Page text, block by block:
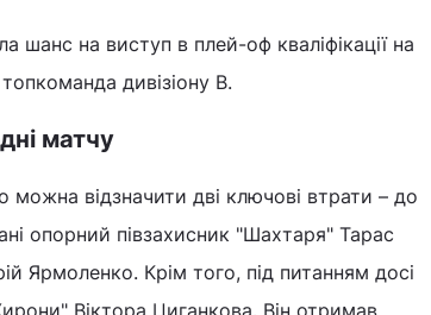
шанс на виступ в плей-оф кваліфікації на
дивізіону В.
матчу
можна відзначити дві ключові втрати – до
опорний півзахисник "Шахтаря" Тарас
Ярмоленко. Крім того, під питанням досі
Віктора Циганкова. Він отримав